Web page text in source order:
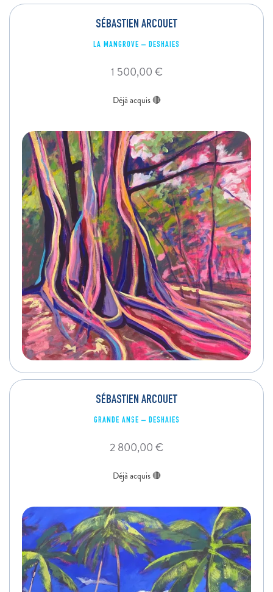
SÉBASTIEN ARCOUET
LA MANGROVE – DESHAIES
1 500,00€
SÉBASTIEN ARCOUET
GRANDE ANSE – DESHAIES
2 800,00€